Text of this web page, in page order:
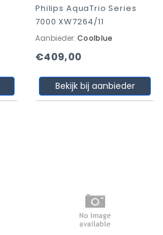
Philips AquaTrio Series
7000 XW7264/11
Aanbieder: Coolblue
€409,00
Bekijk bij aanbieder